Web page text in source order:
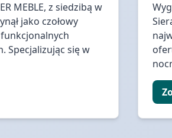
MEBLE, z siedzibą w
jako czołowy
Specjalizując się w